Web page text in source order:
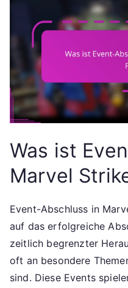
Was ist
Marvel
Event-Abschluss in
auf das erfolgreiche
zeitlich begrenzter
oft an besondere
sind. Diese Events